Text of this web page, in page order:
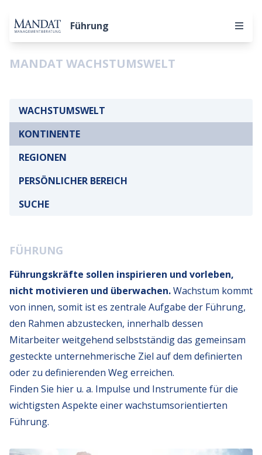
Führung
MANDAT WACHSTUMSWELT
WACHSTUMSWELT
KONTINENTE
REGIONEN
PERSÖNLICHER BEREICH
SUCHE
FÜHRUNG
Führungskräfte sollen inspirieren und vorleben,
nicht motivieren und überwachen.Wachstum kommt
von innen, somit ist es zentrale Aufgabe der Führung,
den Rahmen abzustecken, innerhalb dessen
Mitarbeiter weitgehend selbstständig das gemeinsam
gesteckte unternehmerische Ziel auf dem definierten
oder zu definierenden Weg erreichen.
Finden Sie hier u. a. Impulse und Instrumente für die
wichtigsten Aspekte einer wachstumsorientierten
Führung.